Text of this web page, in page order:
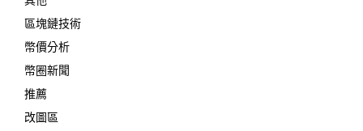
區塊鏈技術
幣價分析
幣圈新聞
推薦
改圖區